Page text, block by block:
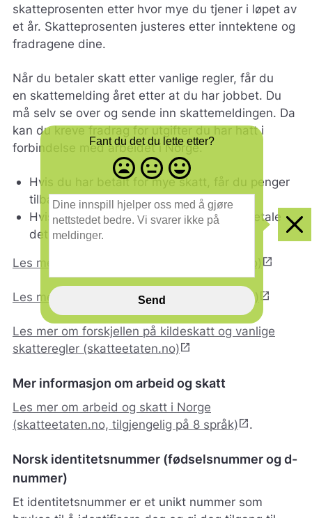
skatteprosenten etter hvor mye du tjener i løpet av
et år. Skatteprosenten justeres etter inntektene og
fradragene dine.
Når du betaler skatt etter vanlige regler, får du
en skattemelding året etter at du har jobbet. Du
må selv se over og sende inn skattemeldingen. Da
kan du kreve fradrag for utgifter du har hatt i
forbindelse med arbeidet i Norge.
Hvis du har betalt for mye skatt, får du penger
tilbake.
Hvis du har betalt for lite skatt, må du betale
det du skylder.
Les mer om skattemelding (skatteetaten.no) open_in_new
Les mer om skatteoppgjør (skatteetaten.no) open_in_new
Les mer om forskjellen på kildeskatt og vanlige
skatteregler (skatteetaten.no)open_in_new
Mer informasjon om arbeid og skatt
Les mer om arbeid og skatt i Norge
(skatteetaten.no, tilgjengelig på 8 språk)open_in_new.
Norsk identitetsnummer (fødselsnummer og d-
nummer)
Et identitetsnummer er et unikt nummer som
Fant du det du lette etter?
Misfornøyd
- trist
smilefjes
Nøytral
-
nøytralt
smilefjes
-
glad
smilefjes
D
n
e
n
n
s
p
i
l
l
j
l
p
e
o
s
m
Send